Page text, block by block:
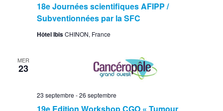
18e Journées scientifiques AFIPP /
Subventionnées par la SFC
Hôtel IbisCHINON, France
MER
23
23 septembre -26 septembre